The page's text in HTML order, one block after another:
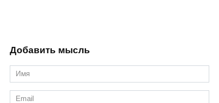
Добавить мысль
Имя
*
Email